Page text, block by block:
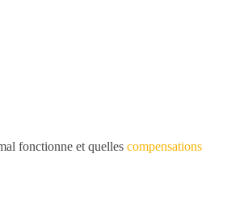
fonctionne et quelles compensations